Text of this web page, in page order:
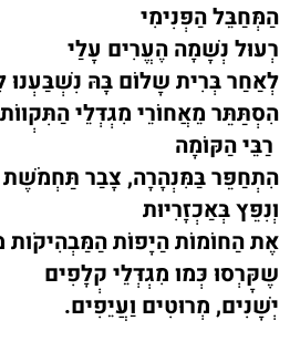
הַמְּחַבֵּל הַפְּנִימִי
רְעוּל נְשָׁמָה הֶעֱרִים עָלַי
לְאַחַר בְּרִית שָלוֹם בָּהּ נִשְׁבַּעְנוּ
הִסְתַּתֵּר מֵאֲחוֹרֵי מִגְדְּלֵי הַתִּקְווֹת
רַבֵּי הַקּוֹמָה
הִתְחַפֵּר בַּמִּנְהָרָה, צָבַר תַּחְמֹשֶׁת
וְנִפֵּץ בְּאַכְזָרִיּוּת
אֶת הַחוֹמוֹת הַיָּפוֹת
שֶקָּרְסוּ כְּמו מִגְדְּלֵי קְלָפִים
יְשָׁנִים, מְרוּטִים וַעֲיֵּפִים.